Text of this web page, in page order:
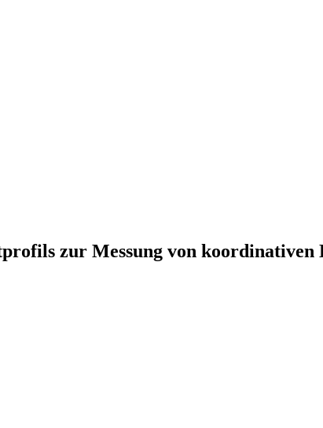
zur Messung von